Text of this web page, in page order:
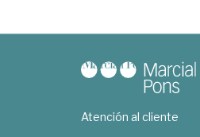
Atención al cliente